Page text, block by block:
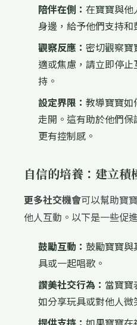
陪伴在側： 在寶寶與他
身邊，給予他們支持和
觀察反應： 密切觀察寶
適或焦慮，請立即停
持。
設定界限： 教導寶寶如
走開。這有助於他們
更有控制感。
自信的培養：建立積
更多社交機會可以幫助寶
他人互動。以下是一些促
鼓勵互動： 鼓勵寶寶與
具或一起唱歌。
讚美社交行為： 當寶寶
如分享玩具或對他人微